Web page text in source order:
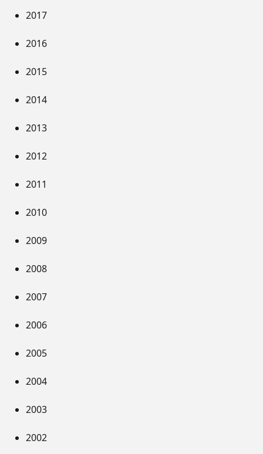
2017
2016
2015
2014
2013
2012
2011
2010
2009
2008
2007
2006
2005
2004
2003
2002